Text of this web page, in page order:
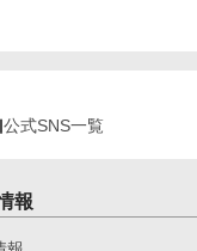
公式SNS一覧
報